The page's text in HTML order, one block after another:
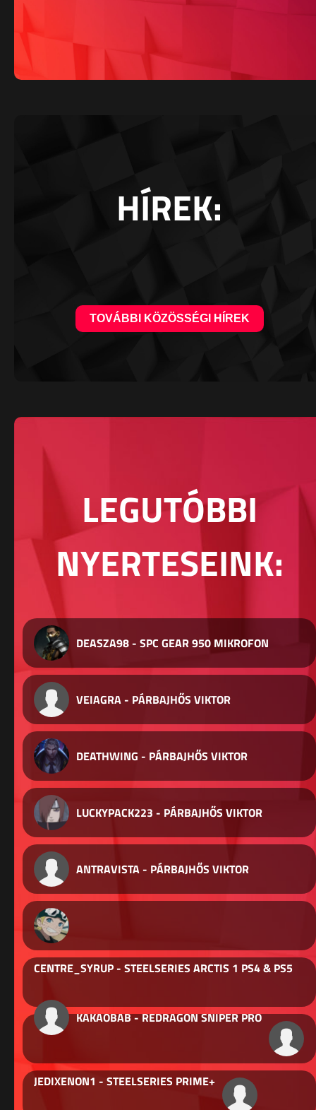
HÍREK:
TOVÁBBI KÖZÖSSÉGI HÍREK
LEGUTÓBBI
NYERTESEINK:
DEASZA98 - SPC GEAR 950 MIKROFON
VEIAGRA - PÁRBAJHŐS VIKTOR
DEATHWING - PÁRBAJHŐS VIKTOR
LUCKYPACK223 - PÁRBAJHŐS VIKTOR
ANTRAVISTA - PÁRBAJHŐS VIKTOR
CENTRE_SYRUP - STEELSERIES ARCTIS 1 PS4 & PS5
KAKAOBAB - REDRAGON SNIPER PRO
JEDIXENON1 - STEELSERIES PRIME+